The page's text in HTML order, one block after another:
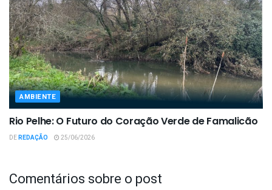
AMBIENTE
Rio Pelhe: O Futuro do Coração Verde de Famalicão
DEREDAÇÃO 25/06/2026
Comentários sobre o post